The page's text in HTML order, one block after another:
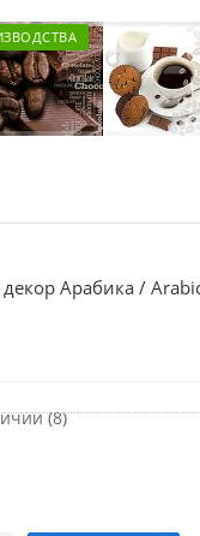
Арабика /
(8)